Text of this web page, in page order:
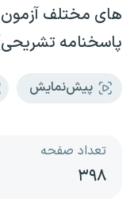
های مختلف
پاسخنامه
پیش‌نمایش
تعداد صفحه
۳۹۸